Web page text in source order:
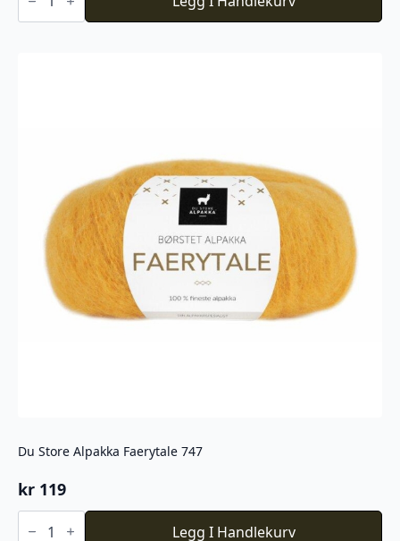
Baby
Du Store Alpakka Faerytale 747
kr 119
Du
Store Legg I Handlekurv